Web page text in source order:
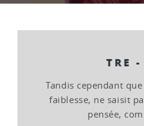
TRE
Tandis cependant
faiblesse, ne saisit
pensée,